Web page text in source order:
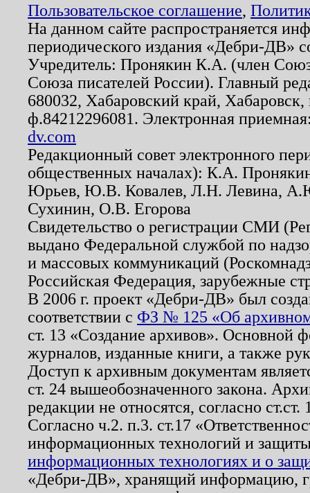
Пользовательское соглашение,
На данном сайте распространяется
периодического издания «Дебри-ДВ»
Учредитель: Пронякин К.А. (член
Союза писателей России). Главный
680032, Хабаровский край,
ф.84212296081. Электронная
dv.com
Редакционный совет электронного
общественных началах): К.А.
Юрьев, Ю.В. Ковалев, Л.Н. Левина,
Сухинин, О.В. Егорова
Свидетельство о регистрации СМИ
выдано Федеральной службой по
и массовых коммуникаций
Российская Федерация, зарубежные
В 2006 г. проект «Дебри-ДВ» был
соответствии с ФЗ № 125 «Об
ст. 13 «Создание архивов». Основной
журналов, изданные книги, а также
Доступ к архивным документам
ст. 24 вышеобозначенного закона.
редакции не относятся, согласно
Согласно ч.2. п.3. ст.17
информационных технологий и
информационных технологиях и о
«Дебри-ДВ», хранящий информацию,